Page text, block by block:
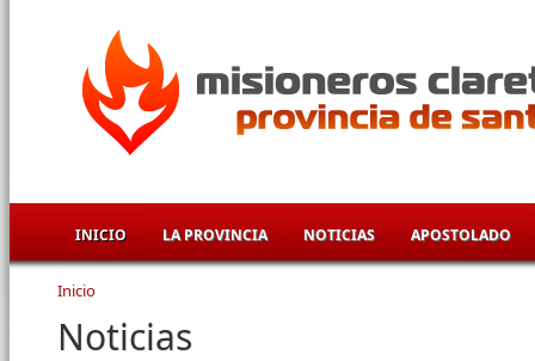
INICIO LA PROVINCIA NOTICIAS APOSTOLADO
Se encuentra usted aquí
Inicio
Noticias